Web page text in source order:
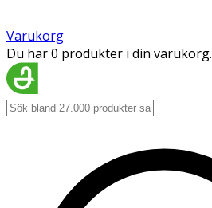
Varukorg
Du har 0 produkter i din varukorg.